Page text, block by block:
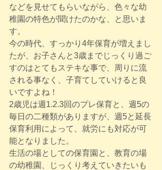
などを見せてもらいながら、色々な幼
稚園の特色が聞けたのかな、と思いま
す。
今の時代、すっかり4年保育が増えまし
たが、お子さんと3歳までじっくり過ご
すのはとてもステキな事で、周りに流
される事なく、子育てしていけると良
いですよね！
2歳児は週1.2.3回のプレ保育と、週5の
毎日の二種類がありますが、週5と延長
保育利用によって、就労にも対応が可
能となりました。
生活の場としての保育園と、教育の場
の幼稚園、じっくり考えていきたいも